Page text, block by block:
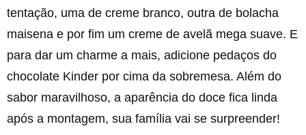
tentação, uma de creme branco, outra de bolacha
maisena e por fim um creme de avelã mega suave. E
para dar um charme a mais, adicione pedaços do
chocolate Kinder por cima da sobremesa. Além do
sabor maravilhoso, a aparência do doce fica linda
após a montagem, sua família vai se surpreender!